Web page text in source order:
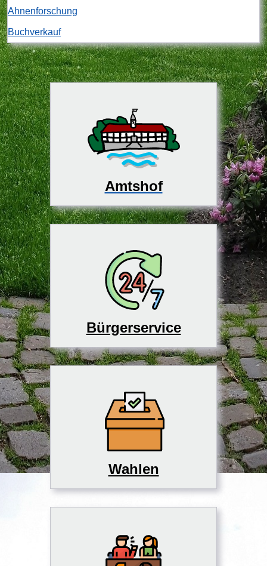
Ahnenforschung
Buchverkauf
Amtshof
Bürgerservice
Wahlen